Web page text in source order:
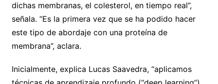
dichas membranas, el colesterol, en tiempo real”,
señala. “Es la primera vez que se ha podido hacer
este tipo de abordaje con una proteína de
membrana”, aclara.
Inicialmente, explica Lucas Saavedra, “aplicamos